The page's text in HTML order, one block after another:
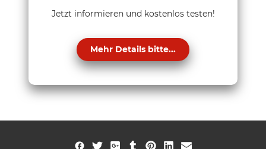
Jetzt informieren und kostenlos testen!
Mehr Details bitte...